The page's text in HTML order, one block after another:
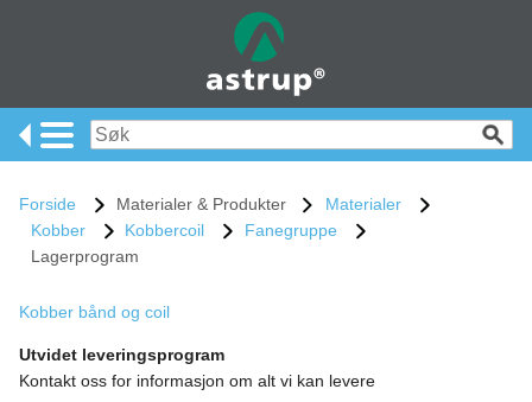
Forside Materialer & Produkter
Materialer
Kobber
Kobbercoil
Fanegruppe
Lagerprogram
Kobber bånd og coil
Utvidet leveringsprogram
Kontakt oss for informasjon om alt vi kan levere